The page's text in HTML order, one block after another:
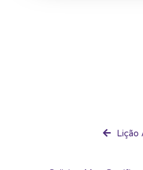
Lição